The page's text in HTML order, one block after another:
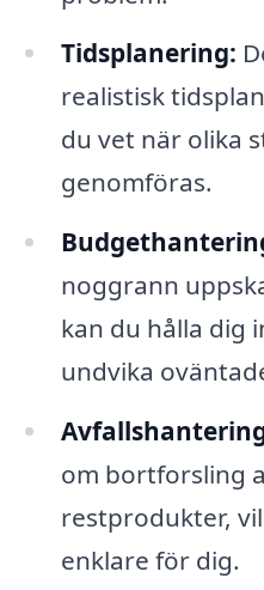
Tidsplanering:
realistisk
du vet när olika
genomföras.
noggrann
kan du hålla dig
undvika
om bortforsling
restprodukter,
enklare för dig.